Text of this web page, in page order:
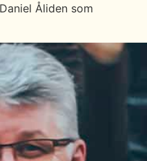
Åliden som